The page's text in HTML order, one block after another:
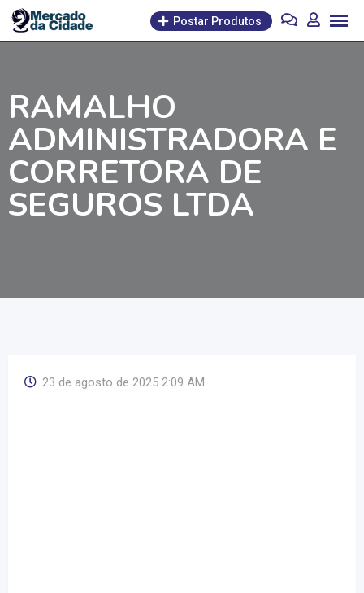
Pular
para
Postar Produtos
RAMALHO
ADMINISTRADORA E
CORRETORA DE
SEGUROS LTDA
23 de agosto de 2025 2:09 AM